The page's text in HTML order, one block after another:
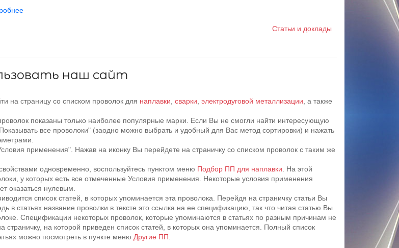
Статьи и доклады
наш сайт
на страницу со списком проволок для наплавки сварки электродуговой металлизации , а также
показаны только наиболее популярные марки. Если Вы не смогли найти интересующую
все проволоки" (заодно можно выбрать и удобный для Вас метод сортировки) и нажать
применения". Нажав на иконку Вы перейдете на страничку со списком проволок с таким же
одновременно, воспользуйтесь пунктом меню Подбор ПП для наплавки . На этой
у которых есть все отмеченные Условия применения. Некоторые условия применения
оказаться нулевым.
список статей, в которых упоминается эта проволока. Перейдя на страничку статьи Вы
статьях название проволки в тексте это ссылка на ее спецификацию, так что читая статью Вы
Спецификации некоторых проволок, которые упоминаются в статьях по разным причинам не
на которой приведен список статей, в которых она упоминается. Полный список
можно посмотреть в пункте меню Другие ПП